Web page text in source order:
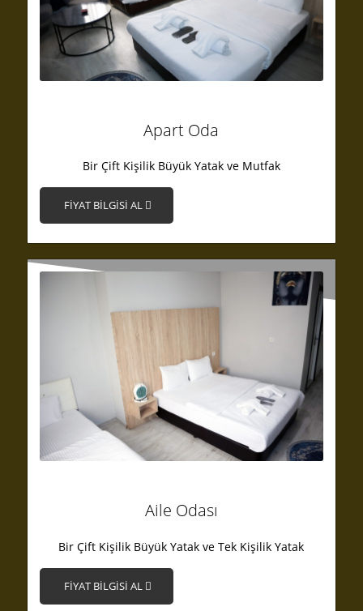
Apart Oda
Bir Çift Kişilik Büyük Yatak ve Mutfak
FİYAT BİLGİSİ AL
Aile Odası
Bir Çift Kişilik Büyük Yatak ve Tek Kişilik Yatak
FİYAT BİLGİSİ AL